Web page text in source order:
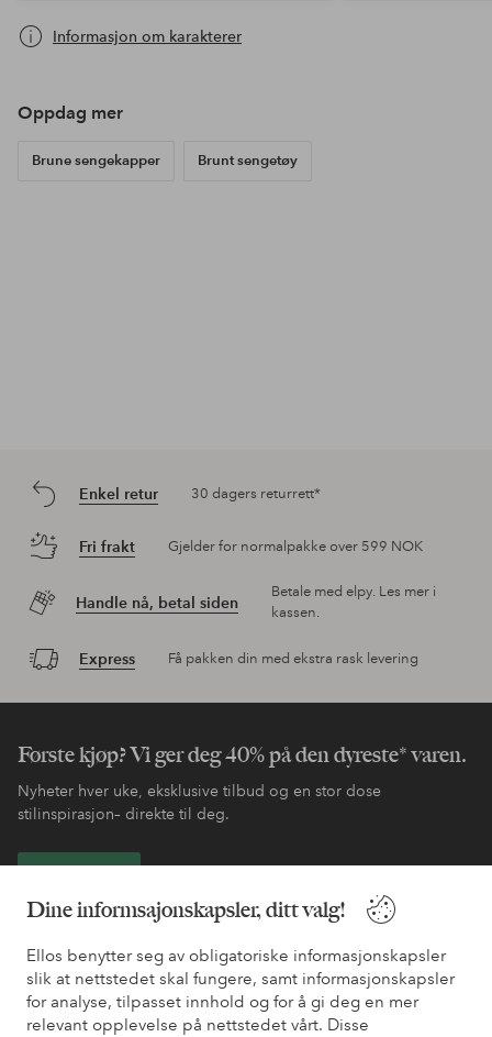
Dine informsajonskapsler, ditt valg!
Ellos benytter seg av obligatoriske informasjonskapsler
slik at nettstedet skal fungere, samt informasjonskapsler
for analyse, tilpasset innhold og for å gi deg en mer
relevant opplevelse på nettstedet vårt. Disse
Informasjon om karakterer
Oppdag mer
Brune sengekapper Brunt sengetøy
Enkel retur 30 dagers returrett*
Fri frakt Gjelder for normalpakke over 599 NOK
Handle nå, betal siden
Betale med elpy. Les mer i
kassen.
Express Få pakken din med ekstra rask levering
Første kjøp? Vi ger deg 40% på den dyreste* varen.
Nyheter hver uke, eksklusive tilbud og en stor dose
stilinspirasjon– direkte til deg.
Trenger du hjelp?